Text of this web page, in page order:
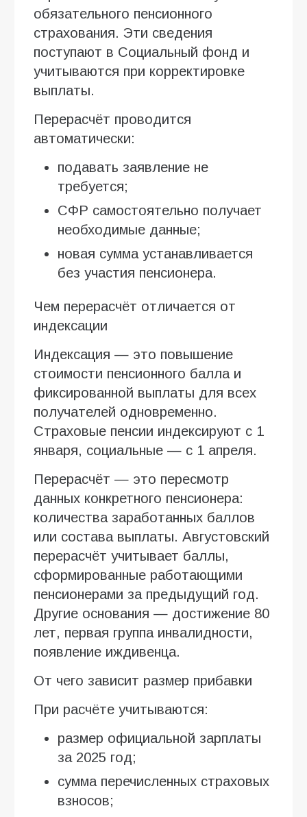
обязательного пенсионного
страхования. Эти сведения
поступают в Социальный фонд и
учитываются при корректировке
выплаты.
Перерасчёт проводится
автоматически:
подавать заявление не
требуется;
СФР самостоятельно получает
необходимые данные;
новая сумма устанавливается
без участия пенсионера.
Чем перерасчёт отличается от
индексации
Индексация — это повышение
стоимости пенсионного балла и
фиксированной выплаты для всех
получателей одновременно.
Страховые пенсии индексируют с 1
января, социальные — с 1 апреля.
Перерасчёт — это пересмотр
данных конкретного пенсионера:
количества заработанных баллов
или состава выплаты. Августовский
перерасчёт учитывает баллы,
сформированные работающими
пенсионерами за предыдущий год.
Другие основания — достижение 80
лет, первая группа инвалидности,
появление иждивенца.
От чего зависит размер прибавки
При расчёте учитываются:
размер официальной зарплаты
за 2025 год;
сумма перечисленных страховых
взносов;